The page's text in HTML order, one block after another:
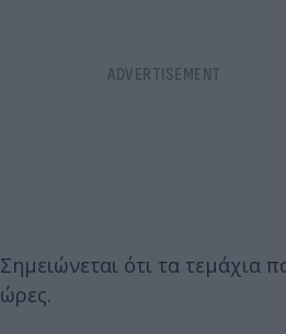
Σημειώνεται ότι τα τεμάχια
ώρες.